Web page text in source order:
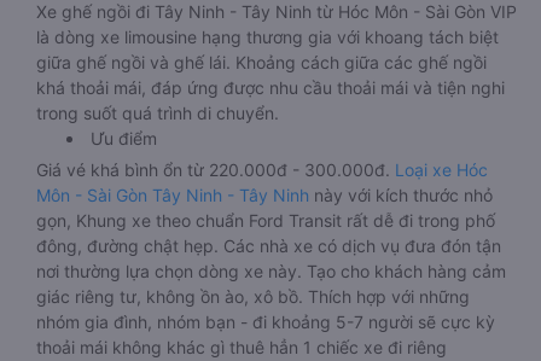
Xe ghế ngồi đi Tây Ninh - Tây Ninh từ Hóc Môn - Sài Gòn VIP
là dòng xe limousine hạng thương gia với khoang tách biệt
giữa ghế ngồi và ghế lái. Khoảng cách giữa các ghế ngồi
khá thoải mái, đáp ứng được nhu cầu thoải mái và tiện nghi
trong suốt quá trình di chuyển.
Ưu điểm
Giá vé khá bình ổn từ 220.000đ - 300.000đ. Loại xe Hóc
Môn - Sài Gòn Tây Ninh - Tây Ninh này với kích thước nhỏ
gọn, Khung xe theo chuẩn Ford Transit rất dễ đi trong phố
đông, đường chật hẹp. Các nhà xe có dịch vụ đưa đón tận
nơi thường lựa chọn dòng xe này. Tạo cho khách hàng cảm
giác riêng tư, không ồn ào, xô bồ. Thích hợp với những
nhóm gia đình, nhóm bạn - đi khoảng 5-7 người sẽ cực kỳ
thoải mái không khác gì thuê hẳn 1 chiếc xe đi riêng